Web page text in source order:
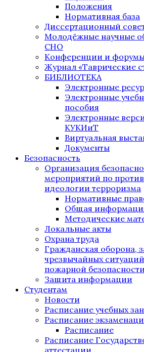
Положения
Нормативная база
Диссертационный
Молодёжные научные
СНО
Конференции и
Журнал «Таврические
БИБЛИОТЕКА
Электронные
Электронные
пособия
Электронные
КУКИиТ
Виртуальная
Документы
Безопасность
Организация
мероприятий по
идеологии терроризма
Нормативные
Общая
Методические
Локальные акты
Охрана труда
Гражданская оборона,
чрезвычайных
пожарной безопасности
Защита информации
Студентам
Новости
Расписание учебных
Расписание
Расписание
Расписание
аттестации